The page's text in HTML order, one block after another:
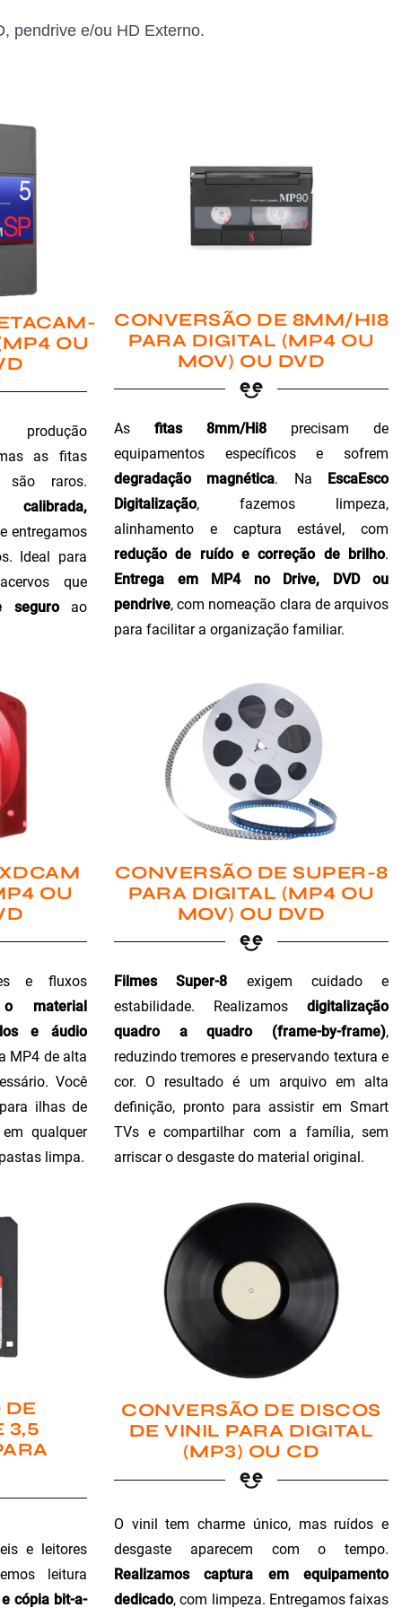
pendrive e/ou HD Externo.
OU
as fitas
são raros.
entregamos
Ideal para
que
seguroao
CONVERSÃO DE 8MM/HI8
PARA DIGITAL (MP4 OU
MOV) OU DVD
As fitas 8mm/Hi8 precisam de
equipamentos específicos e sofrem
degradação magnética. Na EscaEsco
Digitalização, fazemos limpeza,
alinhamento e captura estável, com
redução de ruído e correção de brilho.
Entrega em MP4 no Drive, DVD ou
pendrive, com nomeação clara de arquivos
para facilitar a organização familiar.
OU
e fluxos
o material
e áudio
MP4 de alta
Você
ilhas de
qualquer
limpa.
CONVERSÃO DE SUPER-8
PARA DIGITAL (MP4 OU
MOV) OU DVD
Filmes Super-8 exigem cuidado e
estabilidade. Realizamos digitalização
quadro a quadro (frame-by-frame),
reduzindo tremores e preservando textura e
cor. O resultado é um arquivo em alta
definição, pronto para assistir em Smart
TVs e compartilhar com a família, sem
arriscar o desgaste do material original.
DE
3,5
e leitores
leitura
cópia bit-a-
CONVERSÃO DE DISCOS
DE VINIL PARA DIGITAL
(MP3) OU CD
O vinil tem charme único, mas ruídos e
desgaste aparecem com o tempo.
Realizamos captura em equipamento
dedicado, com limpeza. Entregamos faixas